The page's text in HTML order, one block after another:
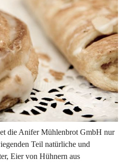
die Anifer Mühlenbrot GmbH nur
Teil natürliche und
Eier von Hühnern aus